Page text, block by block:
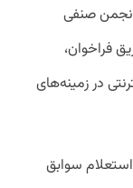
صنفی
فراخوان،
در زمینه‌های
سوابق